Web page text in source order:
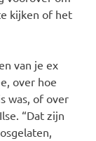
kijken of het
van je ex
over hoe
was, of over
“Dat zijn